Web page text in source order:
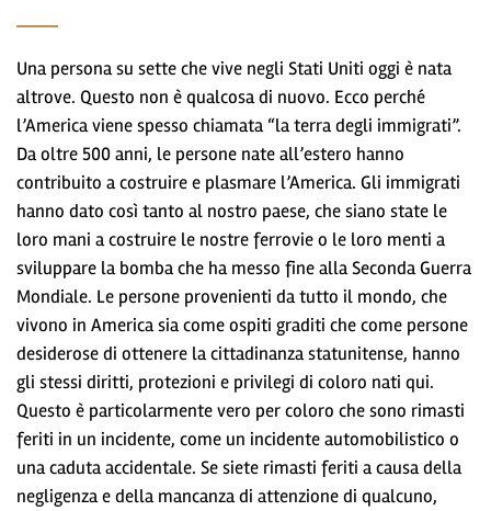
Una persona su sette che vive negli Stati Uniti oggi è nata
altrove. Questo non è qualcosa di nuovo. Ecco perché
l’America viene spesso chiamata “la terra degli immigrati”.
Da oltre 500 anni, le persone nate all’estero hanno
contribuito a costruire e plasmare l’America. Gli immigrati
hanno dato così tanto al nostro paese, che siano state le
loro mani a costruire le nostre ferrovie o le loro menti a
sviluppare la bomba che ha messo fine alla Seconda Guerra
Mondiale. Le persone provenienti da tutto il mondo, che
vivono in America sia come ospiti graditi che come persone
desiderose di ottenere la cittadinanza statunitense, hanno
gli stessi diritti, protezioni e privilegi di coloro nati qui.
Questo è particolarmente vero per coloro che sono rimasti
feriti in un incidente, come un incidente automobilistico o
una caduta accidentale. Se siete rimasti feriti a causa della
negligenza e della mancanza di attenzione di qualcuno,